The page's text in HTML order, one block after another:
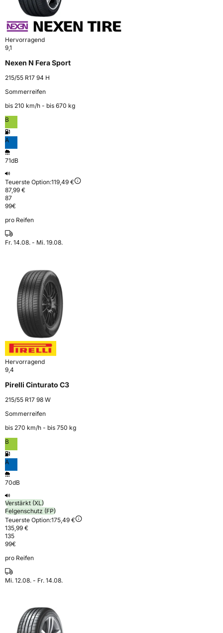
Hervorragend
9,1
Nexen N Fera Sport
215/55 R17 94 H
Sommerreifen
bis 210 km⁠/⁠h - bis 670 kg
B
A
71dB
Teuerste Option:119,49 €
87,99 €
87
99€
pro Reifen
Fr. 14.08. - Mi. 19.08.
Hervorragend
9,4
Pirelli Cinturato C3
215/55 R17 98 W
Sommerreifen
bis 270 km⁠/⁠h - bis 750 kg
B
A
70dB
Verstärkt (XL)
Felgenschutz (FP)
Teuerste Option:175,49 €
135,99 €
135
99€
pro Reifen
Mi. 12.08. - Fr. 14.08.